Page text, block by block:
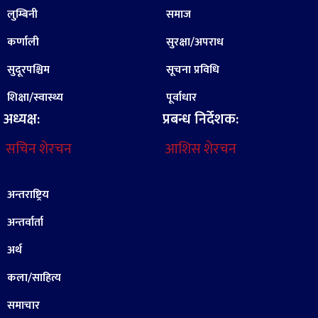
लुम्बिनी
कर्णाली
सुदूरपश्चिम
शिक्षा/स्वास्थ्य
अध्यक्ष:
सचिन शेरचन
समाज
सुरक्षा/अपराध
सूचना प्रविधि
पूर्वाधार
प्रबन्ध निर्देशक:
आशिस शेरचन
अन्तराष्ट्रिय
अन्तर्वार्ता
अर्थ
कला/साहित्य
समाचार